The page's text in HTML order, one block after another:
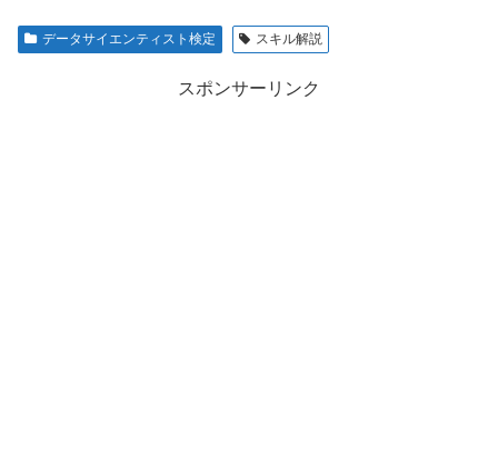
データサイエンティスト検定 スキル解説
スポンサーリンク